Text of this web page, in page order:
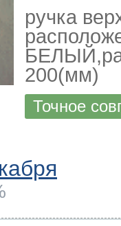
ручка
200(мм)
Точное